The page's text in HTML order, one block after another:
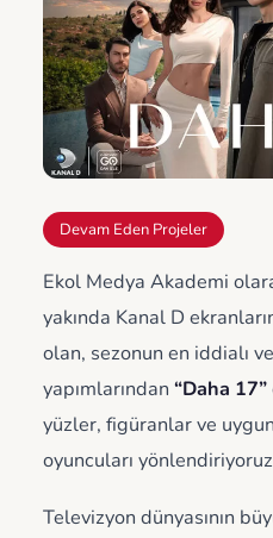
Devam Eden Projeler
Ekol Medya Akademi
yakında Kanal D
olan, sezonun en iddialı
yapımlarından “Daha 17”
yüzler, figüranlar ve
oyuncuları
Televizyon dünyasının